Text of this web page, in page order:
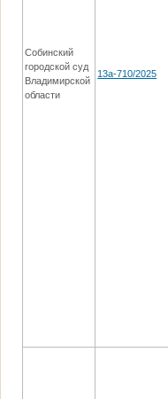
Собинский
городской суд
Владимирской
области
13а-710/2025